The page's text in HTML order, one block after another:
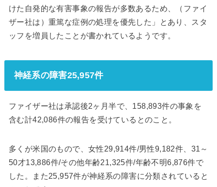
けた自発的な有害事象の報告が多数あるため、（ファイ
ザー社は）重篤な症例の処理を優先した」とあり、スタ
ッフを増員したことが書かれているようです。
神経系の障害25,957件
ファイザー社は承認後2ヶ月半で、158,893件の事象を
含む計42,086件の報告を受けているとのこと。
多くが米国のもので、女性29,914件/男性9,182件、31～
50才13,886件/その他年齢21,325件/年齢不明6,876件で
した。また25,957件が神経系の障害に分類されていると